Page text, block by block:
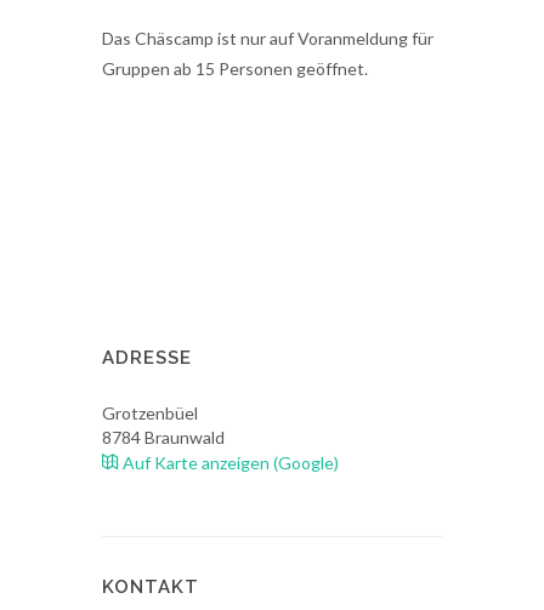
Das Chäscamp ist nur auf Voranmeldung für
Gruppen ab 15 Personen geöffnet.
ADRESSE
Grotzenbüel
8784Braunwald
Auf Karte anzeigen (Google)
KONTAKT